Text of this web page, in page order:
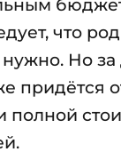
что
нужно. Но за
придётся
полной